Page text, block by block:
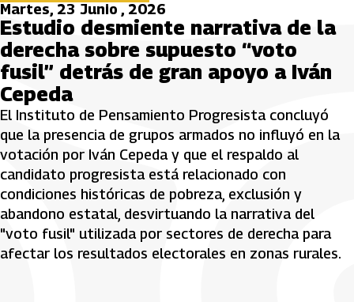
Martes, 23 Junio , 2026
Estudio desmiente narrativa de la
derecha sobre supuesto “voto
fusil” detrás de gran apoyo a Iván
Cepeda
El Instituto de Pensamiento Progresista concluyó
que la presencia de grupos armados no influyó en la
votación por Iván Cepeda y que el respaldo al
candidato progresista está relacionado con
condiciones históricas de pobreza, exclusión y
abandono estatal, desvirtuando la narrativa del
"voto fusil" utilizada por sectores de derecha para
afectar los resultados electorales en zonas rurales.